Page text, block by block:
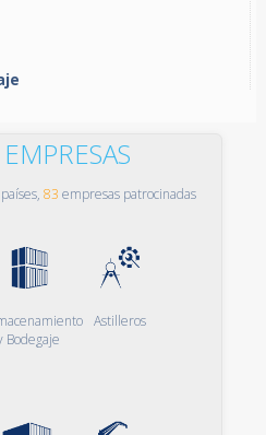
países, 83 empresas patrocinadas
Bodegaje
Astilleros